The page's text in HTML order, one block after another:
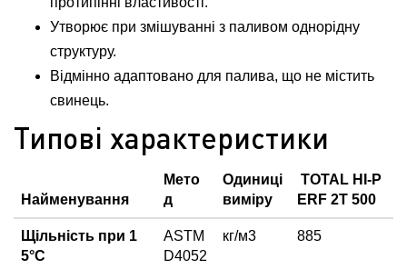
Утворює при змішуванні з паливом однорідну
структуру.
Відмінно адаптовано для палива, що не містить
свинець.
Типові характеристики
Найменування
Мето
д
Одиниці
виміру
TOTAL HI-P
ERF 2T 500
Щільність при 1
5°С
ASTM
D4052
кг/м3 885